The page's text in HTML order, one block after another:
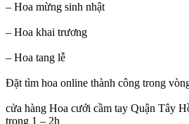
– Hoa mừng sinh nhật
– Hoa khai trương
– Hoa tang lễ
Đặt tìm hoa online thành công trong
cửa hàng Hoa cưới cầm tay Quận Tây
trong 1 – 2h